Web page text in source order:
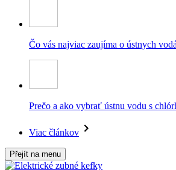
Čo vás najviac zaujíma o ústnych
Prečo a ako vybrať ústnu vodu s
Viac článkov
Přejít na menu